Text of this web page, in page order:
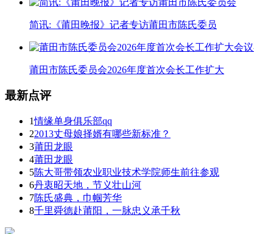
简讯:《莆田晚报》记者专访莆田市陈氏委员
莆田市陈氏委员会2026年度首次会长工作扩大
最新点评
1情缘单身俱乐部qq
22013丈母娘择婿有哪些新标准？
3莆田龙眼
4莆田龙眼
5陈大哥带领农业职业技术学院师生前往参观
6丹衷昭天地，节义壮山河
7陈氏盛典，巾帼芳华
8千里舜德赴莆阳，一脉忠义承千秋